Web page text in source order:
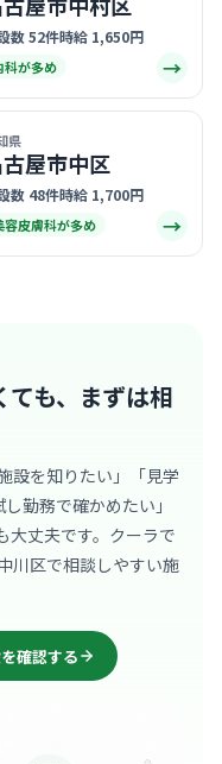
数 52件時給 1,650円
科が多め →
県
屋市中区
数 48件時給 1,700円
容皮膚科が多め →
も、 まずは相
設を知りたい」「見学
勤務で確かめたい」
大丈夫です。クーラで
川区で相談しやすい施
確認する